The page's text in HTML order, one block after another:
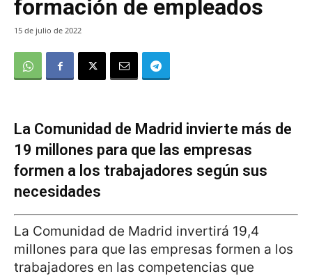
formación de empleados
15 de julio de 2022
La Comunidad de Madrid invierte más de
19 millones para que las empresas
formen a los trabajadores según sus
necesidades
La Comunidad de Madrid invertirá 19,4
millones para que las empresas formen a los
trabajadores en las competencias que